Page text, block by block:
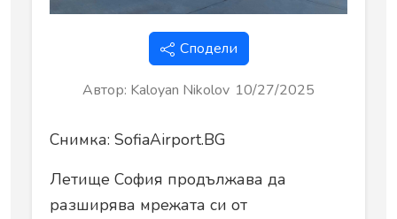
Сподели
Автор: Kaloyan Nikolov 10/27/2025
Снимка: SofiaAirport.BG
Летище София продължава да
разширява мрежата си от